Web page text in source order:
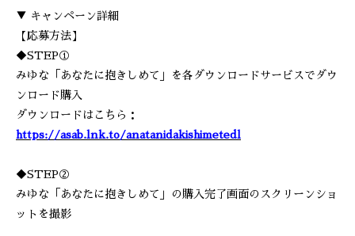
▼ キャンペーン詳細
【応募方法】
◆STEP①
みゆな「あなたに抱きしめて」を各ダウンロードサービスでダウ
ンロード購入
ダウンロードはこちら：
https://asab.lnk.to/anatanidakishimetedl
◆STEP②
みゆな「あなたに抱きしめて」の購入完了画面のスクリーンショ
ットを撮影